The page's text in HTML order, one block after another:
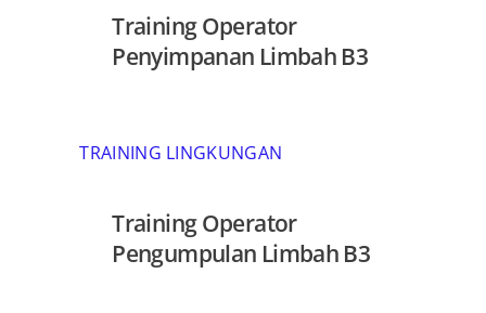
Training Operator
Penyimpanan Limbah B3
TRAINING LINGKUNGAN
Training Operator
Pengumpulan Limbah B3